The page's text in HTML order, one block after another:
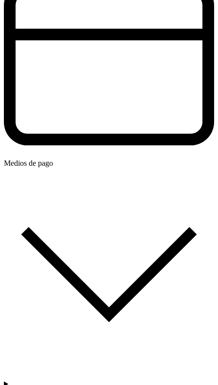
Medios de pago